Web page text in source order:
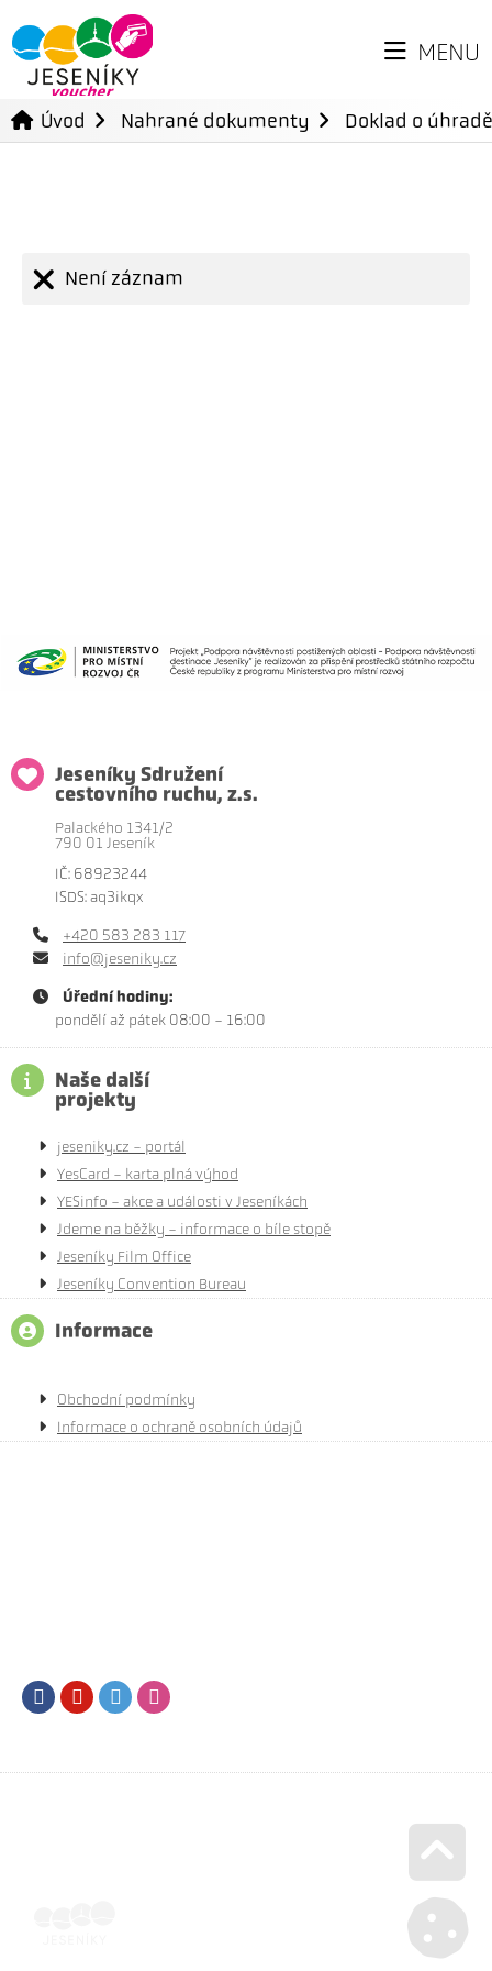
MENU
Úvod Nahrané dokumenty Doklad o
Není záznam
Jeseníky Sdružení
cestovního ruchu, z.s.
Palackého 1341/2
790 01 Jeseník
IČ: 68923244
ISDS: aq3ikqx
+420 583 283 117
info@jeseniky.cz
Úřední hodiny:
pondělí až pátek 08:00 - 16:00
Naše další
projekty
jeseniky.cz - portál
YesCard - karta plná výhod
YESinfo - akce a události v Jeseníkách
Jdeme na běžky - informace o bíle stopě
Jeseníky Film Office
Jeseníky Convention Bureau
Informace
Obchodní podmínky
Informace o ochraně osobních údajů
FacebookYoutubeTwitter
Go